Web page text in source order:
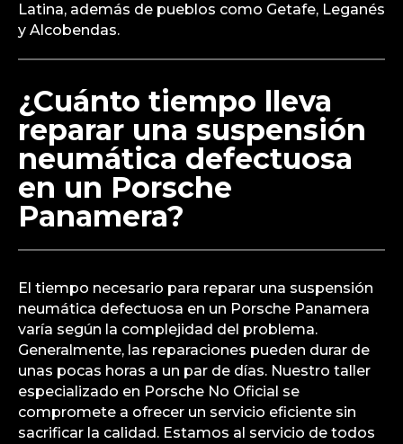
Latina, además de pueblos como Getafe, Leganés
y Alcobendas.
¿Cuánto tiempo lleva
reparar una suspensión
neumática defectuosa
en un Porsche
Panamera?
El tiempo necesario para reparar una suspensión
neumática defectuosa en un Porsche Panamera
varía según la complejidad del problema.
Generalmente, las reparaciones pueden durar de
unas pocas horas a un par de días. Nuestro taller
especializado en Porsche No Oficial se
compromete a ofrecer un servicio eficiente sin
sacrificar la calidad. Estamos al servicio de todos